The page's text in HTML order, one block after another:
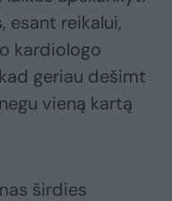
esant reikalui,
kardiologo
geriau dešimt
vieną kartą
širdies